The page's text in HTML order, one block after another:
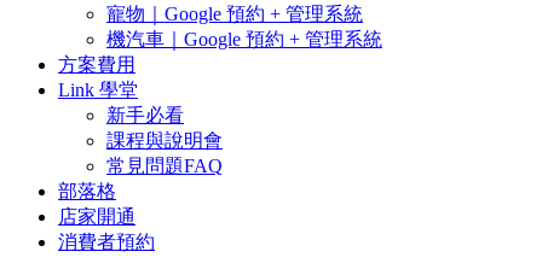
寵物｜Google 預約 + 管理系統
機汽車｜Google 預約 + 管理系統
方案費用
Link 學堂
新手必看
課程與說明會
常見問題FAQ
部落格
店家開通
消費者預約